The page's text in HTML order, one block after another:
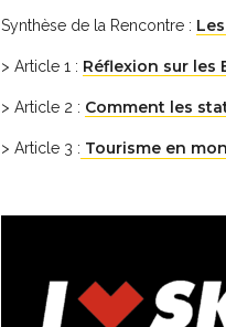
Synthèse de la Rencontre :
> Article 1 : Réflexion sur les
> Article 2 : Comment les
> Article 3 : Tourisme en